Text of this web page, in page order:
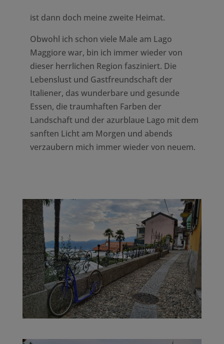
ist dann doch meine zweite Heimat.
Obwohl ich schon viele Male am Lago
Maggiore war, bin ich immer wieder von
dieser herrlichen Region fasziniert. Die
Lebenslust und Gastfreundschaft der
Italiener, das wunderbare und gesunde
Essen, die traumhaften Farben der
Landschaft und der azurblaue Lago mit dem
sanften Licht am Morgen und abends
verzaubern mich immer wieder von neuem.